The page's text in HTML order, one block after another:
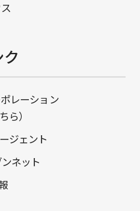
レーション
ら）
ジェント
ネット